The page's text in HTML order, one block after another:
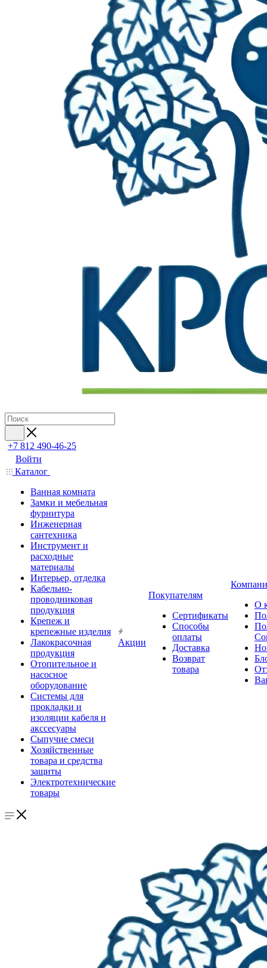
+7 812 490-46-25
Войти
Каталог
Ванная комната
Замки и мебельная
фурнитура
Инженерная
сантехника
Инструмент и
расходные
материалы
Интерьер, отделка
Кабельно-
проводниковая
продукция
Крепеж и
крепежные изделия
Лакокрасочная
продукция
Отопительное и
насосное
оборудование
Системы для
прокладки и
изоляции кабеля и
акссесуары
Сыпучие смеси
Хозяйственные
товара и средства
защиты
Электротехнические
товары
Акции
Покупателям
Сертификаты
Способы
оплаты
Доставка
Возврат
товара
О